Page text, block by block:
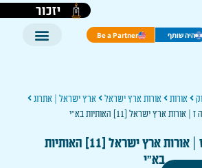
יזכור
היה שותף Be a Partner
אורות אורות ארץ ישראל
ארץ ישראל | אתרוג
ארץ ישראל [11] האותיות בא"י
המשך פסקה ז | אורות ארץ ישראל [11] האותיות
בא"י